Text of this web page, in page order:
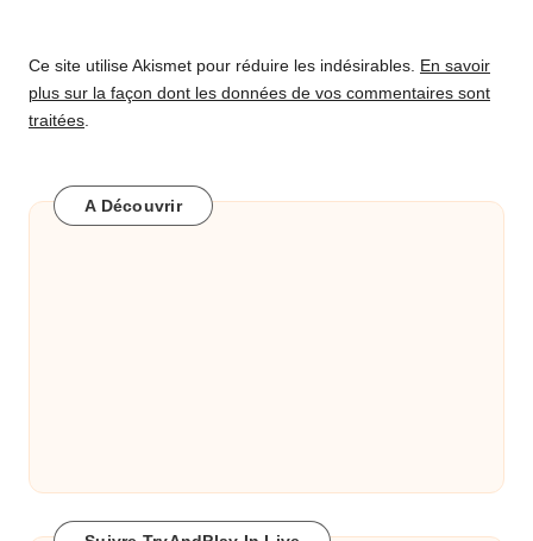
Ce site utilise Akismet pour réduire les indésirables.
En savoir
plus sur la façon dont les données de vos commentaires sont
traitées
A Découvrir